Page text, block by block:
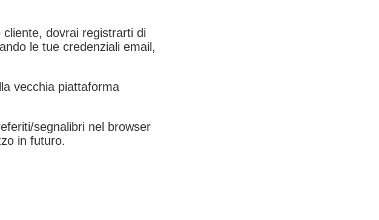
dovrai registrarti di
le tue credenziali email,
vecchia piattaforma
segnalibri nel browser
in futuro.